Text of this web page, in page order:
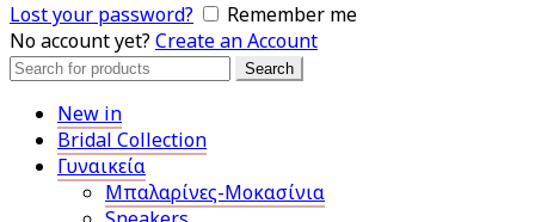
Lost your password?
Remember me
No account yet? Create an Account
Search
Search
New in
Bridal Collection
Γυναικεία
Μπαλαρίνες-Μοκασίνια